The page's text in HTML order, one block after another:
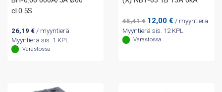
cl.0.5S
26,19 €/ myyntierä
Myyntierä sis. 1 KPL
Varastossa
45,41€ Alkuperäinen
hinta
oli:
12,00 €Nykyinen
hinta
/ myyntierä
Myyntierä sis. 12 KPL
Varastossa